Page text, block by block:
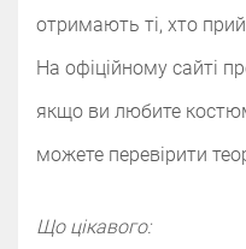
отримають ті, хто
На офіційному сайті
якщо ви любите
можете перевірити
Що цікавого: